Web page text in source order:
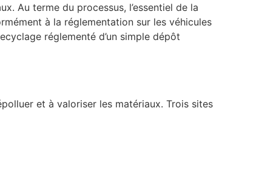
Au terme du processus, l’essentiel de la
à la réglementation sur les véhicules
réglementé d’un simple dépôt
et à valoriser les matériaux. Trois sites